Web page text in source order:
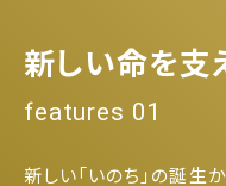
新しい命を支
features 01
新しい「いのち」の誕生